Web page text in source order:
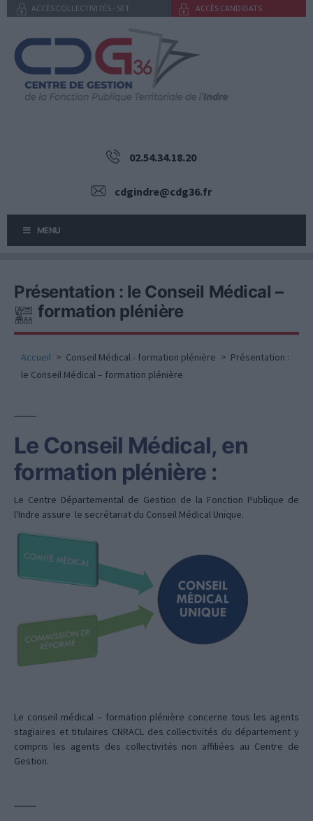
Aller
contenu
ACCÈS COLLECTIVITÉS - SET ACCÈS CANDIDATS
02.54.34.18.20
cdgindre@cdg36.fr
MENU
Présentation : le Conseil Médical –
formation plénière
Accueil Conseil Médical - formation plénière
Présentation :
le Conseil Médical – formation plénière
Le Conseil Médical, en
formation plénière :
Le Centre Départemental de Gestion de la Fonction Publique de
l'Indre assure le secrétariat du Conseil Médical Unique.
Le conseil médical – formation plénière concerne tous les agents
stagiaires et titulaires CNRACL des collectivités du département y
compris les agents des collectivités non affiliées au Centre de
Gestion.